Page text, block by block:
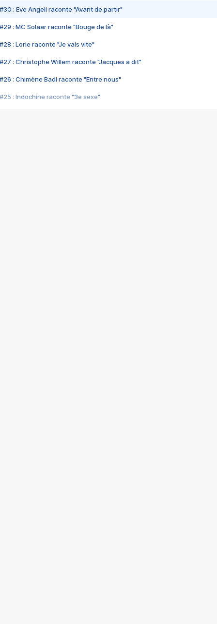
#30 : Eve Angeli raconte "Avant de partir"
#29 : MC Solaar raconte "Bouge de là"
#28 : Lorie raconte "Je vais vite"
#27 : Christophe Willem raconte "Jacques a dit"
#26 : Chimène Badi raconte "Entre nous"
#25 : Indochine raconte "3e sexe"